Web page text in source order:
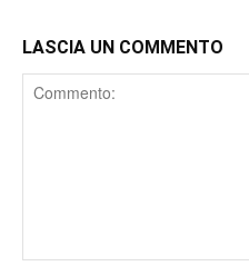
LASCIA UN COMMENTO
Comment